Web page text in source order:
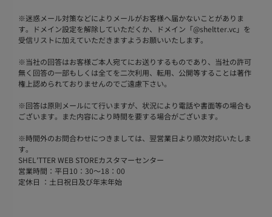
※迷惑メール対策などによりメールがお客様へ届かないことがありま
す。ドメイン設定を解除していただくか、ドメイン「@sheltter.vc」を
受信リストに加えていただきますようお願いいたします。
※当社の回答はお客様ご本人宛てにお送りするものであり、当社の許可
無く回答の一部もしくは全てを二次利用、転用、公開等することは著作
権上認められておりませんのでご遠慮下さい。
※回答は原則メールにて行いますが、状況により電話や書面等の場合も
ございます。また内容により時間を要する場合がございます。
※時間外のお問合わせにつきましては、翌営業日より順次対応いたしま
す。
SHEL'TTER WEB STOREカスタマーセンター
営業時間：平日10：30～18：00
定休日 ：土日祝日及び年末年始